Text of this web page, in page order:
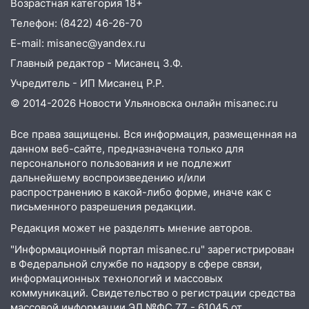
11:25
В Ульяновске ИИ будет выявлять
нарушителей на контейнерных
площадках
11:20 Ульяновская шахматистка
Валерия Клейменова выиграла два
золота в составе сборной мира
В Ульяновске открыли памятную
доску декабристу Кондратию Рылееву
10:40 В Ульяновске спасатели ночью
нашли потерявшегося в заброшенных
садах 79-летнего мужчину
10:26
На нескольких улицах Ульяновска
временно отключили холодную воду
10:14 В Ульяновске двоих участников
коррупционной схемы при ЦГКБ
отправили в колонию на 7 и 8 лет
Возрастная категория 18+
Телефон: (8422) 46-26-70
E-mail: misanec@yandex.ru
Главный редактор - Мисанец З.Ф.
Учредитель - ИП Мисанец Р.Р.
© 2014-2026 Новости Ульяновска онлайн misanec.ru
Все права защищены. Вся информация, размещенная на
данном веб-сайте, предназначена только для
персонального пользования и не подлежит
дальнейшему воспроизведению и/или
распространению в какой-либо форме, иначе как с
письменного разрешения редакции.
Редакция может не разделять мнение авторов.
"Информационный портал misanec.ru" зарегистрирован
в Федеральной службе по надзору в сфере связи,
информационных технологий и массовых
коммуникаций. Свидетельство о регистрации средства